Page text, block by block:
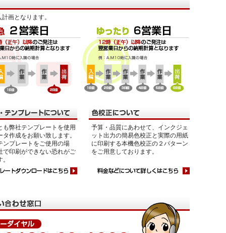
画となります。
も弊社テンプレートを使用
タ作成をお願い致します。
ンプレートをご使用の場
で印刷ができない恐れがご
予算・品質にあわせて、インクジェ
ット出力の簡易色校正と実際の用紙
に印刷する本機色校正の２パターン
をご用意しております。